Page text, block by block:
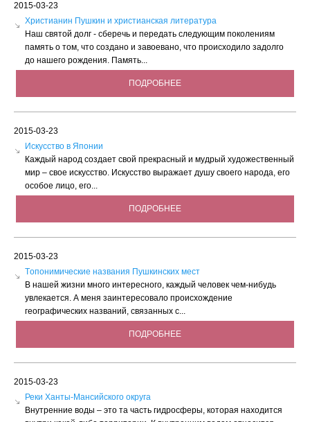
2015-03-23
Христианин Пушкин и христианская литература
Наш святой долг - сберечь и передать следующим поколениям
память о том, что создано и завоевано, что происходило задолго
до нашего рождения. Память...
ПОДРОБНЕЕ
2015-03-23
Искусство в Японии
Каждый народ создает свой прекрасный и мудрый художественный
мир – свое искусство. Искусство выражает душу своего народа, его
особое лицо, его...
ПОДРОБНЕЕ
2015-03-23
Tопонимические названия Пушкинских мест
В нашей жизни много интересного, каждый человек чем-нибудь
увлекается. А меня заинтересовало происхождение
географических названий, связанных с...
ПОДРОБНЕЕ
2015-03-23
Реки Ханты-Мансийского округа
Внутренние воды – это та часть гидросферы, которая находится